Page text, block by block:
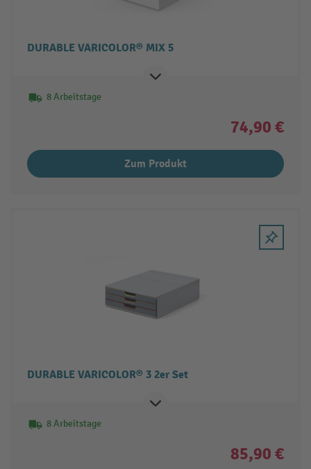
DURABLE VARICOLOR® MIX 5
8 Arbeitstage
74,90 €
Zum Produkt
DURABLE VARICOLOR® 3 2er Set
8 Arbeitstage
85,90 €